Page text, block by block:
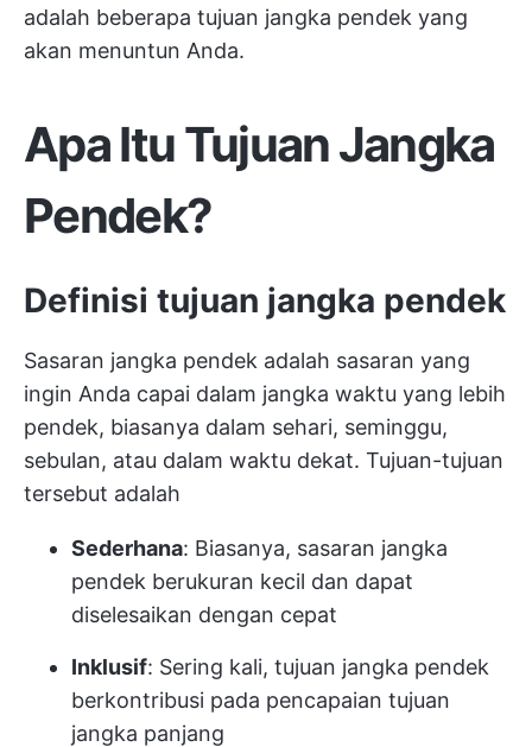
adalah beberapa tujuan jangka pendek yang
akan menuntun Anda.
Apa Itu Tujuan Jangka
Pendek?
Definisi tujuan jangka pendek
Sasaran jangka pendek adalah sasaran yang
ingin Anda capai dalam jangka waktu yang lebih
pendek, biasanya dalam sehari, seminggu,
sebulan, atau dalam waktu dekat. Tujuan-tujuan
tersebut adalah
Sederhana: Biasanya, sasaran jangka
pendek berukuran kecil dan dapat
diselesaikan dengan cepat
Inklusif: Sering kali, tujuan jangka pendek
berkontribusi pada pencapaian tujuan
jangka panjang